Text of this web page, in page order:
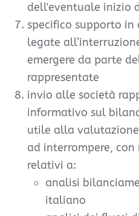
dell'eventuale inizio
specifico supporto in
legate
emergere da parte
rappresentate
invio alle società
informativo sul
utile alla
ad interrompere,
relativi a:
analisi
italiano